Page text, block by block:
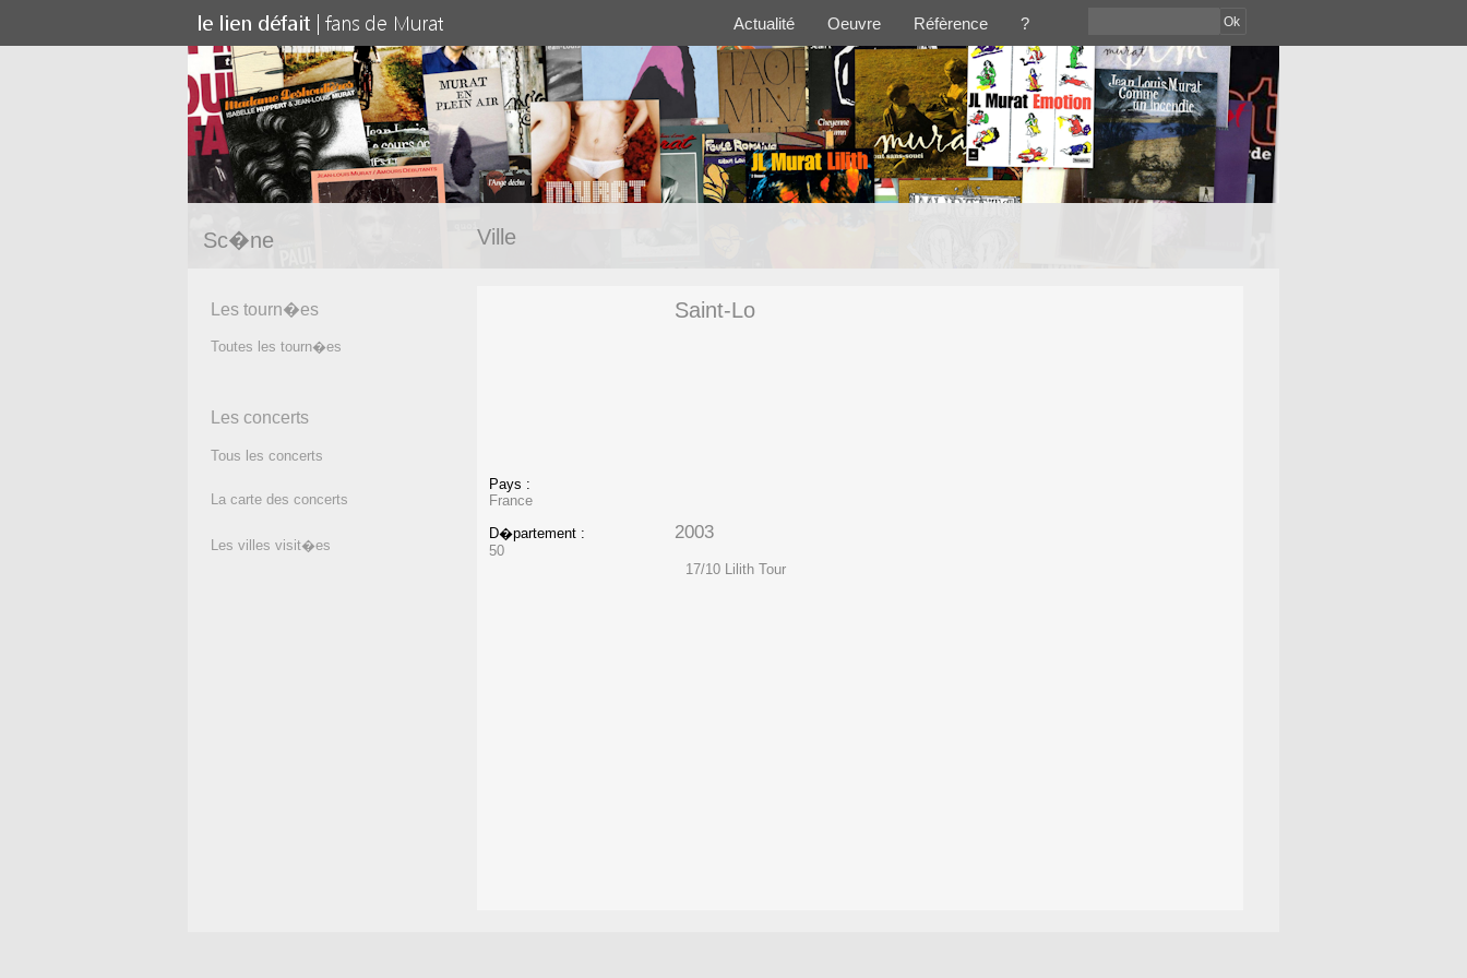
Sc�ne Ville
Les tourn�es
Toutes les tourn�es
Les concerts
Tous les concerts
La carte des concerts
Les villes visit�es
Pays :
France
D�partement :
50
Saint-Lo
2003
17/10 Lilith Tour
Ok
Actualité Oeuvre Réfèrence ?